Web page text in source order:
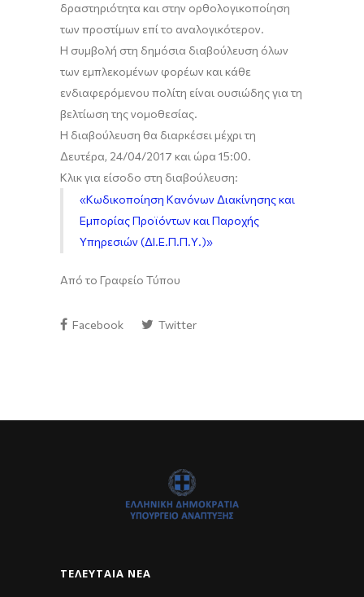
δραστηριότητα και στην ορθολογικοποίηση
των προστίμων επί το αναλογικότερον.
Η συμβολή στη δημόσια διαβούλευση όλων
των εμπλεκομένων φορέων και κάθε
ενδιαφερόμενου πολίτη είναι ουσιώδης για τη
βελτίωση της νομοθεσίας.
Η διαβούλευση θα διαρκέσει μέχρι τη
Δευτέρα, 24/04/2017 και ώρα 15:00.
Κλικ για είσοδο στη διαβούλευση:
«Κωδικοποίηση Κανόνων Διακίνησης και
Εμπορίας Προϊόντων και Παροχής
Υπηρεσιών (ΔΙ.Ε.Π.Π.Υ.)»
Από το Γραφείο Τύπου
Facebook Twitter
ΤΕΛΕΥΤΑΊΑ ΝΈΑ